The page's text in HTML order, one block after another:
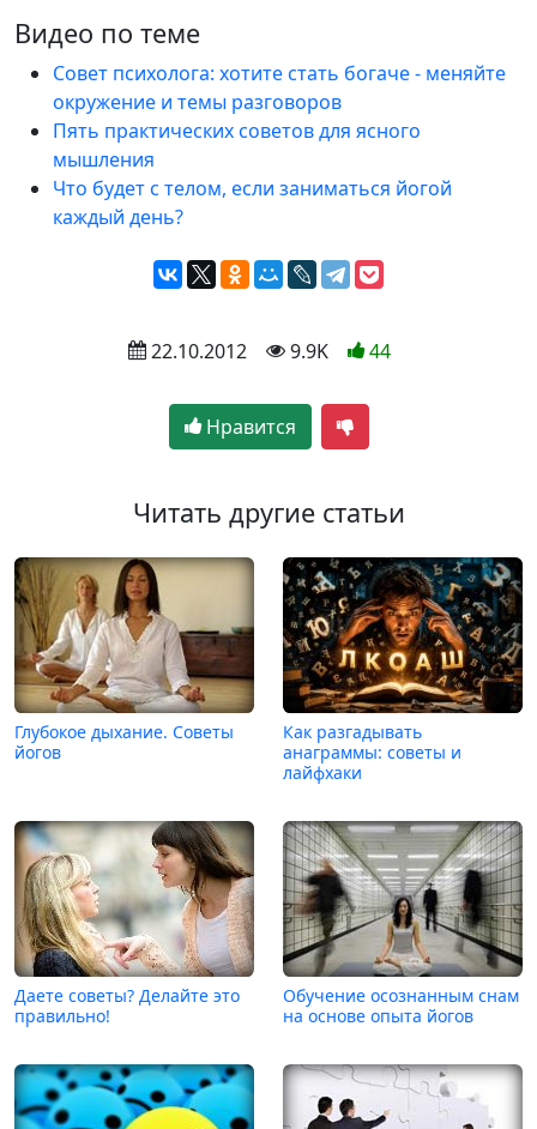
Видео по теме
Совет психолога: хотите стать богаче - меняйте
окружение и темы разговоров
Пять практических советов для ясного
мышления
Что будет с телом, если заниматься йогой
каждый день?
22.10.2012 9.9K 44
Нравится
Читать другие статьи
Глубокое дыхание. Советы
йогов
Как разгадывать
анаграммы: советы и
лайфхаки
Даете советы? Делайте это
правильно!
Обучение осознанным снам
на основе опыта йогов